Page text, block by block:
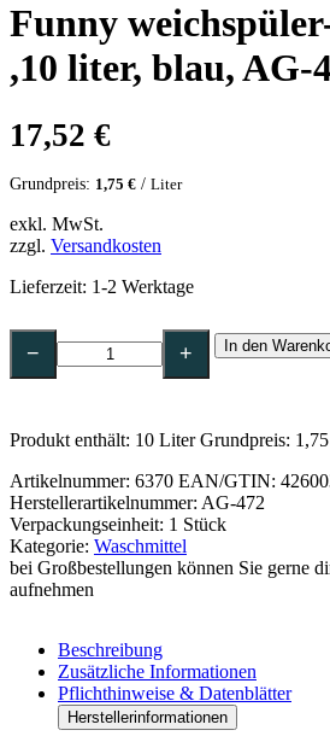
Funny
,10 liter, blau, AG-
17,52 €
Grundpreis: 1,75 € / Liter
exkl. MwSt.
zzgl. Versandkosten
Lieferzeit: 1-2 Werktage
Funny
weichspüler-
konzentrat
blau,
472
Menge
− + In den
Produkt enthält: 10 LiterGrundpreis: 1,75
Artikelnummer: 6370 EAN/GTIN:
Herstellerartikelnummer: AG-472
Verpackungseinheit: 1 Stück
Kategorie: Waschmittel
bei Großbestellungen können Sie gerne
aufnehmen
Beschreibung
Zusätzliche Informationen
Pflichthinweise & Datenblätter
Herstellerinformationen